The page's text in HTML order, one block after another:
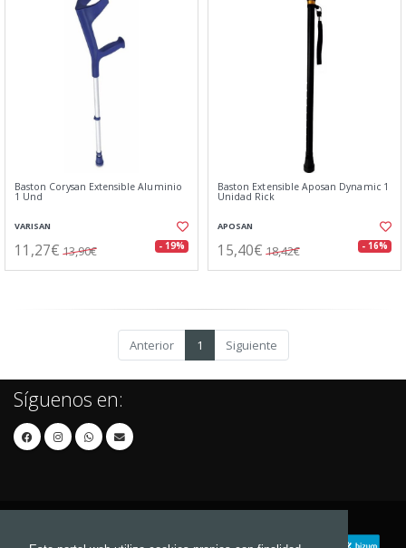
Baston Corysan Extensible Aluminio
1 Und
VARISAN
11,27€ 13,90€ - 19%
Baston Extensible Aposan Dynamic 1
Unidad Rick
APOSAN
15,40€ 18,42€ - 16%
Anterior 1 Siguiente
Síguenos en: